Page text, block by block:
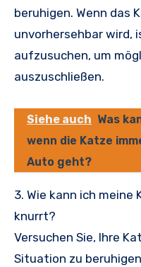
beruhigen. Wenn das
unvorhersehbar wird,
aufzusuchen, um
auszuschließen.
Siehe auch Was
wenn die Katze
Auto geht?
3. Wie kann ich meine
knurrt?
Versuchen Sie, Ihre
Situation zu